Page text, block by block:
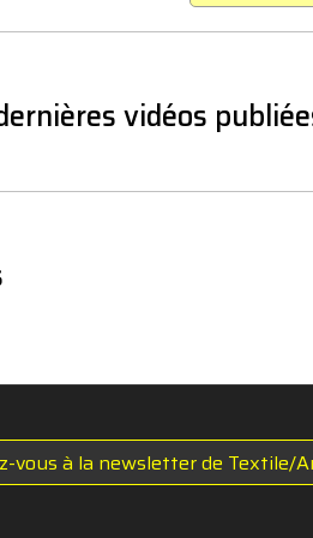
vidéos
vous à la newsletter de Textile/